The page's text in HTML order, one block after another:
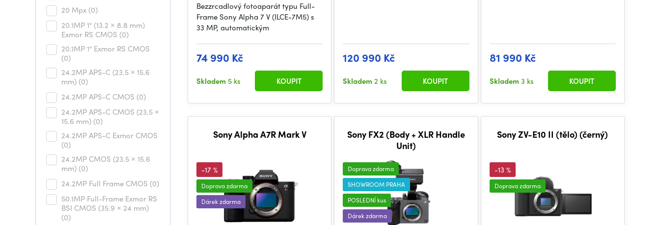
20 Mpx (0)
20.1MP 1" (13.2 × 8.8 mm)
Exmor RS CMOS (0)
20.1MP 1" Exmor RS CMOS
(0)
24.2MP APS-C (23.5 × 15.6
mm) (0)
24.2MP APS-C CMOS (0)
24.2MP APS-C CMOS (23.5 ×
15.6 mm) (0)
24.2MP APS-C Exmor CMOS
(0)
24.2MP CMOS (23.5 × 15.6
mm) (0)
24.2MP Full Frame CMOS (0)
50.1MP Full-Frame Exmor RS
BSI CMOS (35.9 × 24 mm)
(0)
Bezzrcadlový fotoaparát typu Full-
Frame Sony Alpha 7 V (ILCE-7M5) s
33 MP, automatickým
74 990 Kč
Skladem 5 ks KOUPIT
120 990 Kč
Skladem2 ks KOUPIT
81 990 Kč
Skladem3 ks KOUPIT
Sony Alpha A7R Mark V
-17 %
Doprava zdarma
Dárek zdarma
Sony FX2 (Body + XLR Handle
Unit)
Doprava zdarma
SHOWROOM PRAHA
POSLEDNÍ kus
Dárek zdarma
Sony ZV-E10 II (tělo) (černý)
-13 %
Doprava zdarma